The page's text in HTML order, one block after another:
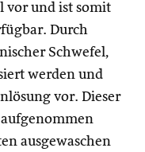
vor und ist somit
Durch
Schwefel,
werden und
vor. Dieser
ausgewaschen